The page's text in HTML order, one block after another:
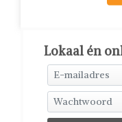
Lokaal én